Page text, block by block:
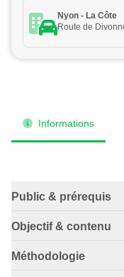
Informations
Public & prérequis
Objectif & contenu
L'objectif de ce cours
manière autonome et
Méthodologie
Nyon - La Côte
Route de